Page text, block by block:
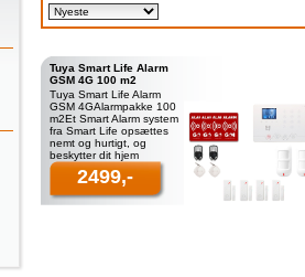
Tuya Smart Life Alarm
GSM 4G 100 m2
Tuya Smart Life Alarm
GSM 4GAlarmpakke 100
m2Et Smart Alarm system
fra Smart Life opsættes
nemt og hurtigt, og
beskytter dit hjem
effektivt.Smart Alarmen
har ska2499,-